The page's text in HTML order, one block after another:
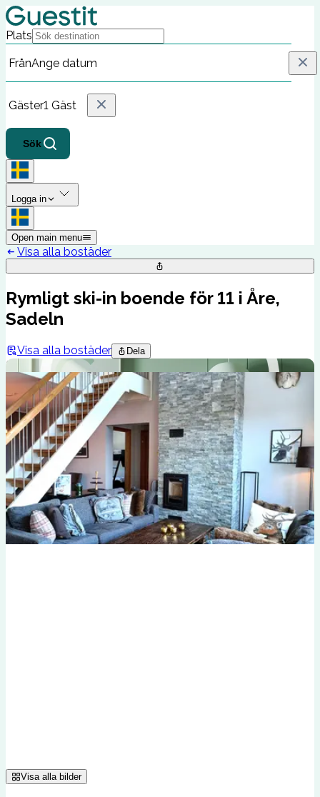
Plats
FrånAnge datum
Gäster1 Gäst
Sök
Logga in
Open main menu
Visa alla bostäder
Rymligt ski-in boende för 11 i Åre,
Sadeln
Visa alla bostäder Dela
Visa alla bilder